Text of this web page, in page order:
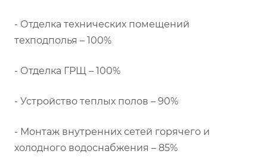
- Отделка технических помещений
техподполья – 100%
- Отделка ГРЩ – 100%
- Устройство теплых полов – 90%
- Монтаж внутренних сетей горячего и
холодного водоснабжения – 85%